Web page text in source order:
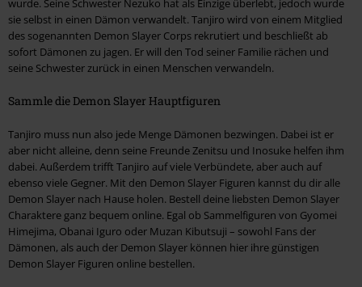
wurde. Seine Schwester Nezuko hat als Einzige überlebt, jedoch wurde
sie selbst in einen Dämon verwandelt. Tanjiro wird von einem Mitglied
des sogenannten Demon Slayer Corps rekrutiert und beschließt ab
sofort Dämonen zu jagen. Er will den Tod seiner Familie rächen und
seine Schwester zurück in einen Menschen verwandeln.
Sammle die Demon Slayer Hauptfiguren
Tanjiro muss nun also jede Menge Dämonen bezwingen. Dabei ist er
aber nicht alleine, denn seine Freunde Zenitsu und Inosuke helfen ihm
dabei. Außerdem trifft Tanjiro auf viele Verbündete, aber auch auf
ebenso viele Gegner. Mit den Demon Slayer Figuren kannst du dir alle
Demon Slayer nach Hause holen. Bestell deine liebsten Demon Slayer
Charaktere ganz bequem online. Egal ob Sammelfiguren von Gyomei
Himejima, Obanai Iguro oder Muzan Kibutsuji – sowohl Fans der
Dämonen, als auch der Demon Slayer können hier ihre günstigen
Demon Slayer Figuren online bestellen.